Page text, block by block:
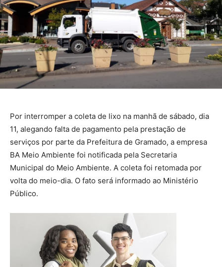
Por interromper a coleta de lixo na manhã de sábado, dia
11, alegando falta de pagamento pela prestação de
serviços por parte da Prefeitura de Gramado, a empresa
BA Meio Ambiente foi notificada pela Secretaria
Municipal do Meio Ambiente. A coleta foi retomada por
volta do meio-dia. O fato será informado ao Ministério
Público.